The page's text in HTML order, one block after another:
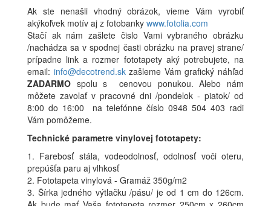
Ak ste nenašli vhodný obrázok, vieme Vám vyrobiť
akýkoľvek motív aj z fotobanky www.fotolia.com
Stačí ak nám zašlete čislo Vami vybraného obrázku
/nachádza sa v spodnej časti obrázku na pravej strane/
prípadne link a rozmer fototapety aký potrebujete, na
email: info@decotrend.skzašleme Vám grafický náhľad
ZADARMO spolu s cenovou ponukou. Alebo nám
môžete zavolať v pracovné dni /pondelok - piatok/ od
8:00 do 16:00 na telefónne číslo 0948 504 403 radi
Vám pomôžeme.
Technické parametre vinylovej fototapety:
1. Farebosť stála, vodeodolnosť, odolnosť voči oteru,
prepúšťa paru aj vlhkosť
2. Fototapeta vinylová - Gramáž 350g/m2
3. Šírka jedného výtlačku /pásu/ je od 1 cm do 126cm.